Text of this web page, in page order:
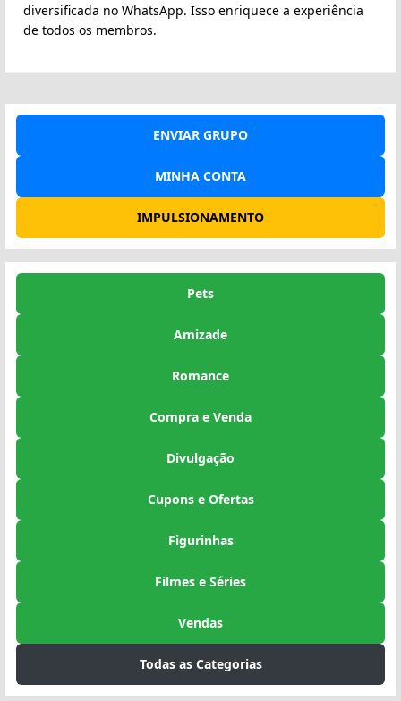
diversificada no WhatsApp. Isso enriquece a experiência
de todos os membros.
ENVIAR GRUPO
MINHA CONTA
IMPULSIONAMENTO
Pets
Amizade
Romance
Compra e Venda
Divulgação
Cupons e Ofertas
Figurinhas
Filmes e Séries
Vendas
Todas as Categorias